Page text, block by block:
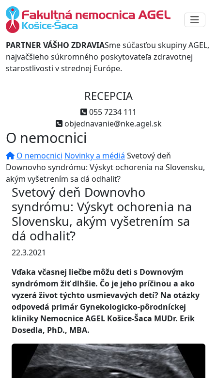
PARTNER VÁŠHO ZDRAVIASme súčasťou skupiny AGEL,
najväčšieho súkromného poskytovateľa zdravotnej
starostlivosti v strednej Európe.
RECEPCIA
055 7234 111
objednavanie@nke.agel.sk
O nemocnici
O nemocnici Novinky a médiá Svetový deň
Downovho syndrómu: Výskyt ochorenia na Slovensku,
akým vyšetrením sa dá odhaliť?
Svetový deň Downovho
syndrómu: Výskyt ochorenia na
Slovensku, akým vyšetrením sa
dá odhaliť?
22.3.2021
Vďaka včasnej liečbe môžu deti s Downovým
syndrómom žiť dlhšie. Čo je jeho príčinou a ako
vyzerá život týchto usmievavých detí? Na otázky
odpovedá primár Gynekologicko-pôrodníckej
kliniky Nemocnice AGEL Košice-Šaca MUDr. Erik
Dosedla, PhD., MBA.